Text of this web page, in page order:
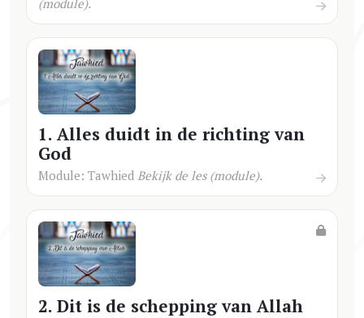
1. Alles duidt in de richting van
God
Module: Tawhied Bekijk de les (module).
2. Dit is de schepping van Allah